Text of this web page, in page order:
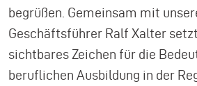
begrüßen. Gemeinsam mit
Geschäftsführer Ralf Xalter
sichtbares Zeichen für die
beruflichen Ausbildung in der